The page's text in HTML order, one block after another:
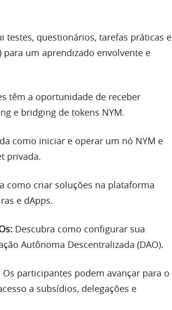
testes, questionários, tarefas práticas e
para um aprendizado envolvente e
têm a oportunidade de receber
e bridging de tokens NYM.
como iniciar e operar um nó NYM e
privada.
como criar soluções na plataforma
e dApps.
Descubra como configurar sua
Autônoma Descentralizada (DAO).
Os participantes podem avançar para o
a subsídios, delegações e